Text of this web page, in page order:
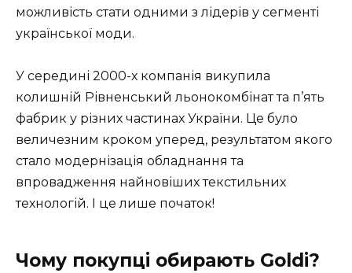
можливість стати одними з лідерів у сегменті
української моди.
У середині 2000-х компанія викупила
колишній Рівненський льонокомбінат та п’ять
фабрик у різних частинах України. Це було
величезним кроком уперед, результатом якого
стало модернізація обладнання та
впровадження найновіших текстильних
технологій. І це лише початок!
Чому покупці обирають Goldi?